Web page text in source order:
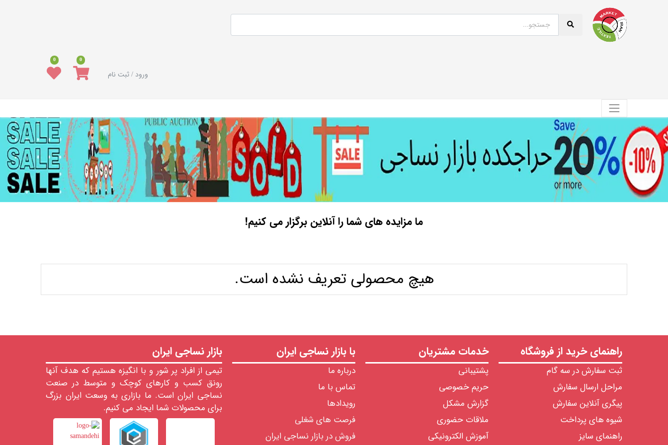
ورود / ثبت نام
0
0
ما مزایده های شما را آنلاین برگزار می کنیم!
هیچ محصولی تعریف نشده است.
راهنمای خرید از فروشگاه
ثبت سفارش در سه گام
مراحل ارسال سفارش
پیگری آنلاین سفارش
شیوه های پرداخت
راهنمای سایز
خدمات مشتریان
پشتیبانی
حریم خصوصی
گزارش مشکل
ملاقات حضوری
آموزش الکترونیکی
با بازار نساجی ایران
درباره ما
تماس با ما
رویدادها
فرصت های شغلی
فروش در بازار نساجی ایران
بازار نساجی ایران
تیمی از افراد پر شور و با انگیزه هستیم که هدف آنها
رونق کسب و کارهای کوچک و متوسط در صنعت
نساجی ایران است. ما بازاری به وسعت ایران بزرگ
برای محصولات شما ایجاد می کنیم.